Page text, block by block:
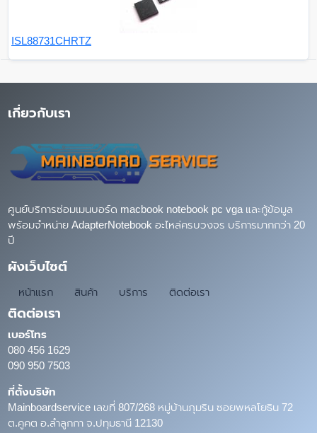
ISL88731CHRTZ
เกี่ยวกับเรา
ศูนย์บริการซ่อมเมนบอร์ด macbook notebook pc vga และกู้ข้อมูล
พร้อมจำหน่าย AdapterNotebook อะไหล่ครบวงจร บริการมากกว่า 20
ปี
ผังเว็บไซต์
หน้าแรก สินค้า บริการ ติดต่อเรา
ติดต่อเรา
เบอร์โทร
080 456 1629
090 950 7503
ที่ตั้งบริษัท
Mainboardservice เลขที่ 807/268 หมู่บ้านภุมริน ซอยพหลโยธิน 72
ต.คูคต อ.ลำลูกกา จ.ปทุมธานี 12130